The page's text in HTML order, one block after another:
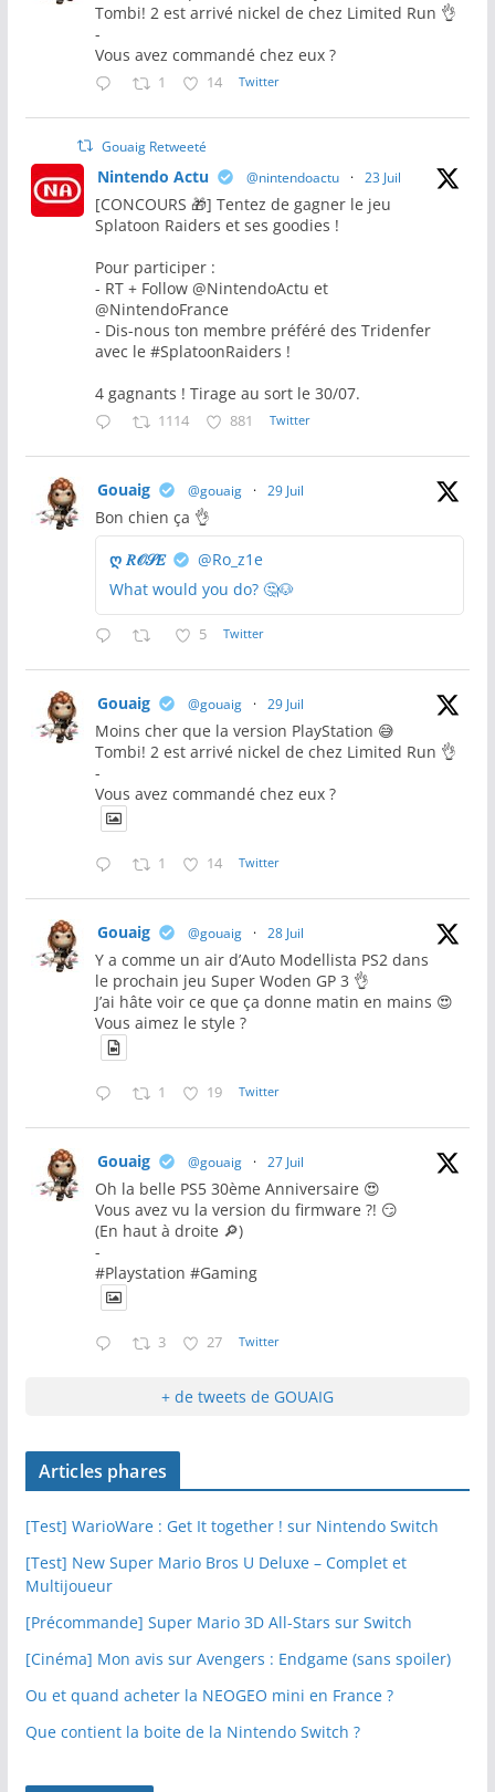
Tombi! 2 est arrivé nickel de chez Limited Run 👌
-
Vous avez commandé chez eux ?
1 14 Twitter
Gouaig Retweeté
Nintendo Actu @nintendoactu · 23 Juil
[CONCOURS 🎁] Tentez de gagner le jeu
Splatoon Raiders et ses goodies !
Pour participer :
- RT + Follow @NintendoActu et
@NintendoFrance
- Dis-nous ton membre préféré des Tridenfer
avec le #SplatoonRaiders !
4 gagnants ! Tirage au sort le 30/07.
1114 881 Twitter
Gouaig @gouaig · 29 Juil
Bon chien ça 👌
ღ 𝑅𝒪𝒮𝐸
@Ro_z1e
What would you do? 🤔🐶
5 Twitter
Gouaig @gouaig · 29 Juil
Moins cher que la version PlayStation 😅
Tombi! 2 est arrivé nickel de chez Limited Run 👌
-
Vous avez commandé chez eux ?
1 14 Twitter
Gouaig @gouaig · 28 Juil
Y a comme un air d’Auto Modellista PS2 dans
le prochain jeu Super Woden GP 3 👌
J’ai hâte voir ce que ça donne matin en mains 😍
Vous aimez le style ?
1 19 Twitter
Gouaig @gouaig · 27 Juil
Oh la belle PS5 30ème Anniversaire 😍
Vous avez vu la version du firmware ?! 😏
(En haut à droite 🔎)
-
#Playstation #Gaming
3 27 Twitter
+ de tweets de GOUAIG
Articles phares
[Test] WarioWare : Get It together ! sur Nintendo Switch
[Test] New Super Mario Bros U Deluxe – Complet et
Multijoueur
[Précommande] Super Mario 3D All-Stars sur Switch
[Cinéma] Mon avis sur Avengers : Endgame (sans spoiler)
Ou et quand acheter la NEOGEO mini en France ?
Que contient la boite de la Nintendo Switch ?